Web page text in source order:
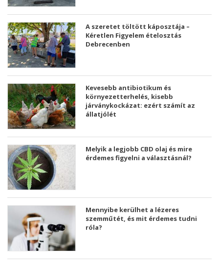
A szeretet töltött káposztája –
Kéretlen Figyelem ételosztás
Debrecenben
Kevesebb antibiotikum és
környezetterhelés, kisebb
járványkockázat: ezért számít az
állatjólét
Melyik a legjobb CBD olaj és mire
érdemes figyelni a választásnál?
Mennyibe kerülhet a lézeres
szemműtét, és mit érdemes tudni
róla?